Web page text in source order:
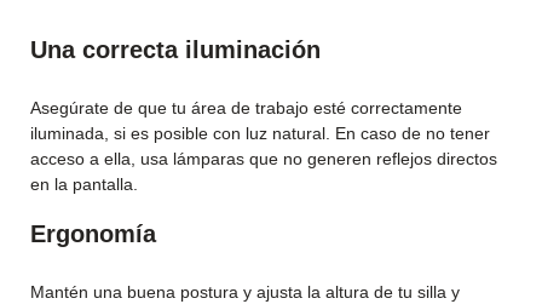
Una correcta iluminación
Asegúrate de que tu área de trabajo esté correctamente
iluminada, si es posible con luz natural. En caso de no tener
acceso a ella, usa lámparas que no generen reflejos directos
en la pantalla.
Ergonomía
Mantén una buena postura y ajusta la altura de tu silla y